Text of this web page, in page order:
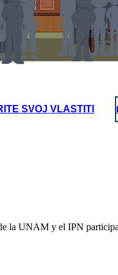
cita en Tlatelolco,
disparo luces de
y militares para
SVOJ VLASTITI
la UNAM y el IPN